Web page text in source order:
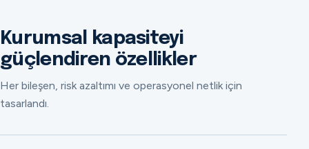
Kurumsal kapasiteyi
güçlendiren özellikler
Her bileşen, risk azaltımı ve operasyonel netlik için
tasarlandı.